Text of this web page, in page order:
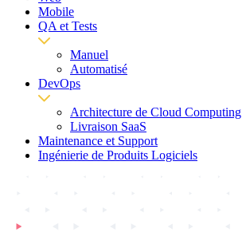
Mobile
QA et Tests
Manuel
Automatisé
DevOps
Architecture de Cloud Computing
Livraison SaaS
Maintenance et Support
Ingénierie de Produits Logiciels